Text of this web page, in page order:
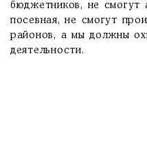
бюджетников, не смогут
посевная, не смогут
районов, а мы должны
деятельности.